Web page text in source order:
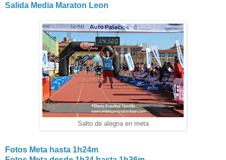
Salida Media Maraton Leon
Salto de alegria en meta
Fotos Meta hasta 1h24m